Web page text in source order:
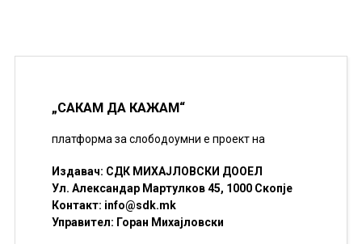
„САКАМ ДА КАЖАМ“
платформа за слободоумни е проект на
Издавач: СДК МИХАЈЛОВСКИ ДООЕЛ
Ул. Александар Мартулков 45, 1000 Скопје
Контакт: info@sdk.mk
Управител: Горан Михајловски